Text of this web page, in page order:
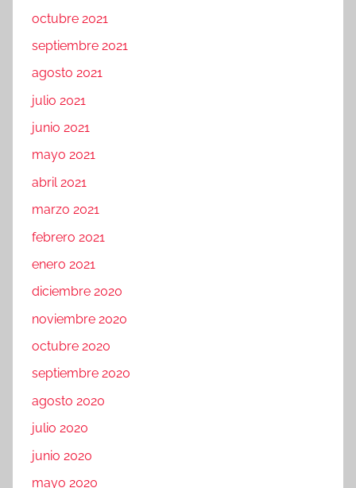
octubre 2021
septiembre 2021
agosto 2021
julio 2021
junio 2021
mayo 2021
abril 2021
marzo 2021
febrero 2021
enero 2021
diciembre 2020
noviembre 2020
octubre 2020
septiembre 2020
agosto 2020
julio 2020
junio 2020
mayo 2020